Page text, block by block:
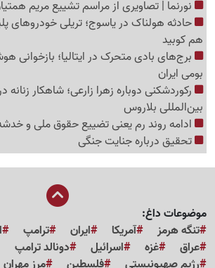
نورنما | تصاویری از مراسم تشییع مریم
حادثه هولناک در یاسوج؛ تریلی خودروهای
هم کوبید
برج‌های بادی متحرک در ایتالیا؛ بازخوانی
بومی ایران
رکوردشکنی دوباره زهرا زارعی؛ شاهکار زنانه
بین‌المللی بلاروس
ادامه روند رم یعنی تضییع حقوق ملی و
تحقیق درباره جنایت جنگی
موضوعات داغ:
تنگه هرمز
آمریکا ایران ترامپ
عراق
غزه اسرائیل
دونالد ترامپ
رژیم صهیونیستی
فلسطین مرز مهران